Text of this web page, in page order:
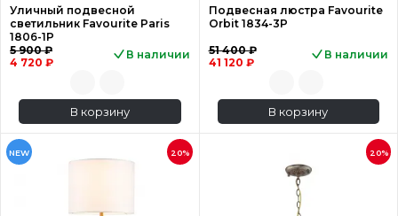
Уличный подвесной
светильник Favourite Paris
1806-1P
5 900 ₽
4 720 ₽
В наличии
В корзину
Подвесная люстра Favourite
Orbit 1834-3P
51 400 ₽
41 120 ₽
В наличии
В корзину
NEW 20% 20%